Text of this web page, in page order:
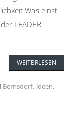
Was einst
LEADER-
WEITERLESEN
Bernsdorf, ideen,